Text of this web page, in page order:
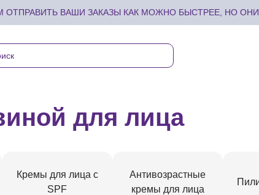
ВАШИ ЗАКАЗЫ КАК МОЖНО БЫСТРЕЕ, НО ОНИ
для лица
Кремы для лица с
SPF
Антивозрастные
кремы для лица